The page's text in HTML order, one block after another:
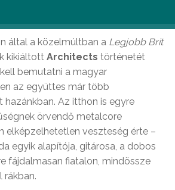
által a közelmúltban a Legjobb Brit
kikiáltott Architects történetét
bemutatni a magyar
az együttes már több
Az itthon is egyre
örvendő metalcore
elképzelhetetlen veszteség érte –
egyik alapítója, gitárosa, a dobos
fájdalmasan fiatalon, mindössze
rákban.